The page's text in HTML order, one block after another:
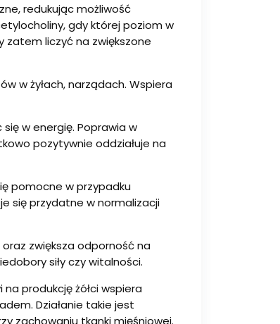
redukując możliwość
gdy której poziom w
liczyć na zwiększone
w żyłach, narządach. Wspiera
w energię. Poprawia w
pozytywnie oddziałuje na
pomocne w przypadku
się przydatne w normalizacji
zwiększa odporność na
siły czy witalności.
produkcję żółci wspiera
Działanie takie jest
zachowaniu tkanki mięśniowej.